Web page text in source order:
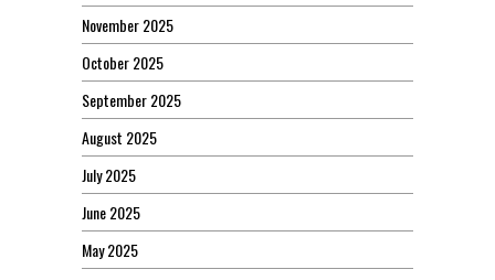
November 2025
October 2025
September 2025
August 2025
July 2025
June 2025
May 2025